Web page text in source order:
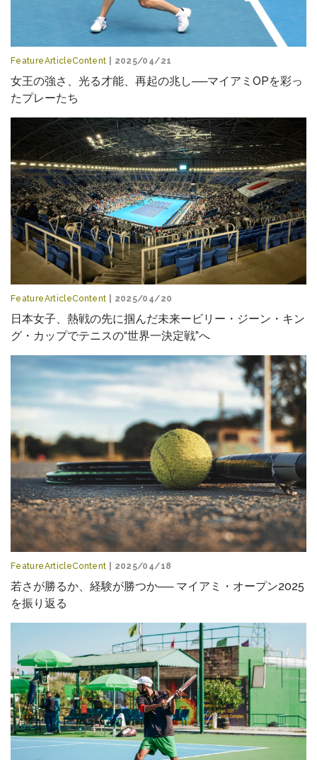
FeatureArticleContent | 2025/04/21
女王の強さ、光る才能、再起の兆し──マイアミOPを彩っ
たプレーたち
FeatureArticleContent | 2025/04/20
日本女子、熱戦の先に掴んだ未来ービリー・ジーン・キン
グ・カップでテニスの“世界一決定戦”へ
FeatureArticleContent | 2025/04/18
若さが勝るか、経験が勝つか── マイアミ・オープン2025
を振り返る